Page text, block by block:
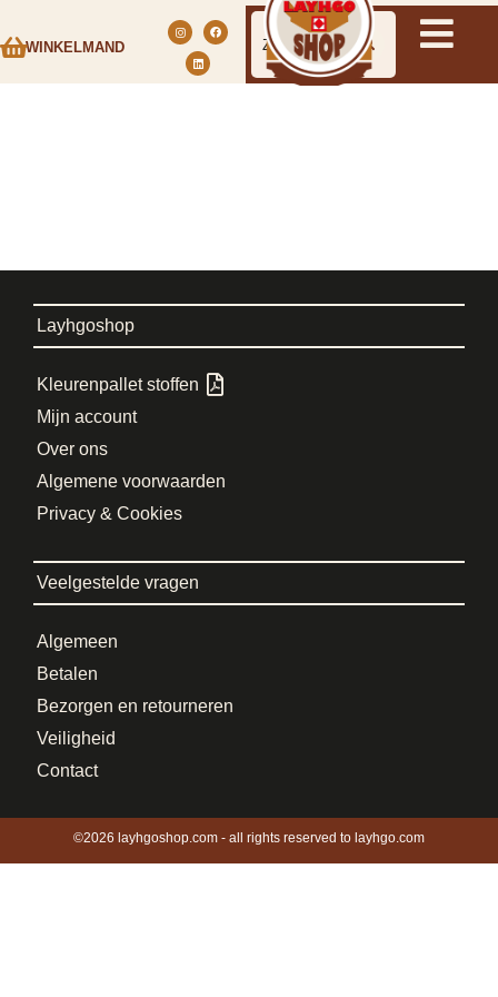
WINKELMAND
Layhgoshop
Kleurenpallet stoffen
Mijn account
Over ons
Algemene voorwaarden
Privacy & Cookies
Veelgestelde vragen
Algemeen
Betalen
Bezorgen en retourneren
Veiligheid
Contact
©2026 layhgoshop.com - all rights reserved to layhgo.com